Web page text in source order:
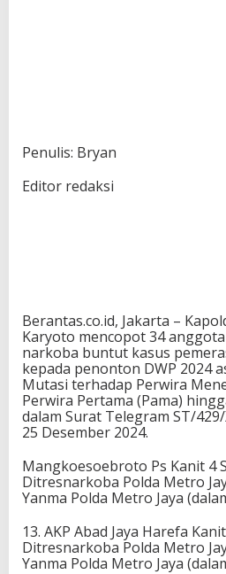
Penulis: Bryan
Editor redaksi
Berantas.co.id, Jakarta –
Karyoto mencopot 34
narkoba buntut kasus
kepada penonton DWP 2024
Mutasi terhadap Perwira
Perwira Pertama (Pama)
dalam Surat Telegram ST/
25 Desember 2024.
Mangkoesoebroto Ps Kanit 4
Ditresnarkoba Polda Metro
Yanma Polda Metro Jaya
13. AKP Abad Jaya Harefa
Ditresnarkoba Polda Metro
Yanma Polda Metro Jaya